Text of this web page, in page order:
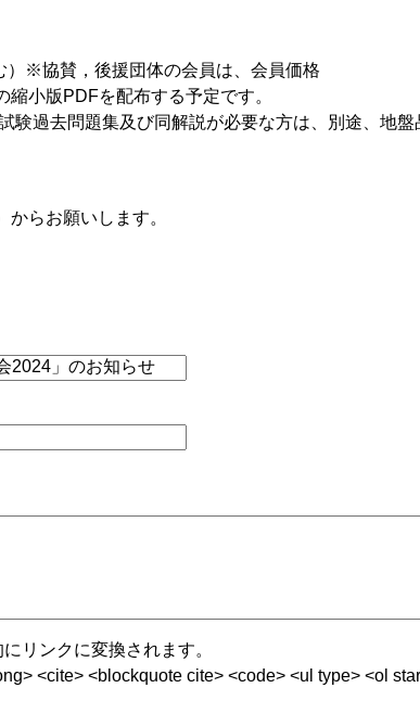
※協賛，後援団体の会員は、会員価格
小版PDFを配布する予定です。
過去問題集及び同解説が必要な方は、別途、地盤
らお願いします。
リンクに変換されます。
<cite> <blockquote cite> <code> <ul type> <ol